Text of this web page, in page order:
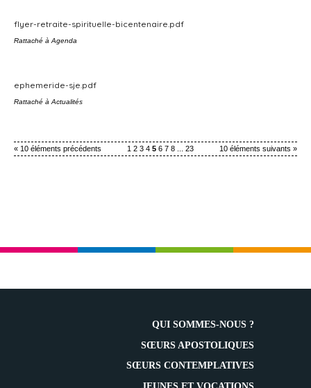
flyer-retraite-spirituelle-bicentenaire.pdf
Rattaché à Agenda
ephemeride-sje.pdf
Rattaché à Actualités
« 10 éléments précédents 10 éléments suivants »
1 2 3 4 5 6 7 8 23
QUI SOMMES-NOUS ?
SŒURS APOSTOLIQUES
SŒURS CONTEMPLATIVES
JEUNES ET VOCATIONS